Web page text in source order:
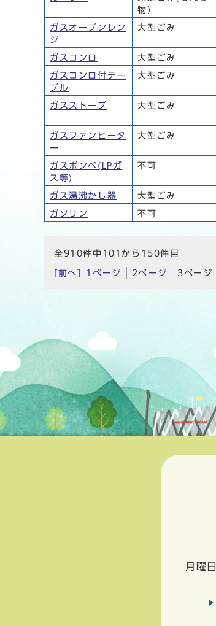
物)
ガスオーブンレン
ジ
大型ごみ
ガスコンロ 大型ごみ
ガスコンロ付テー
ブル
大型ごみ
ガスストーブ 大型ごみ
ガスファンヒータ
ー
大型ごみ
ガスボンベ(LPガ
ス等)
不可
ガス湯沸かし器 大型ごみ
ガソリン 不可
全910件中101から150件目
前へ 1ページ 2ページ 3ページ
月曜